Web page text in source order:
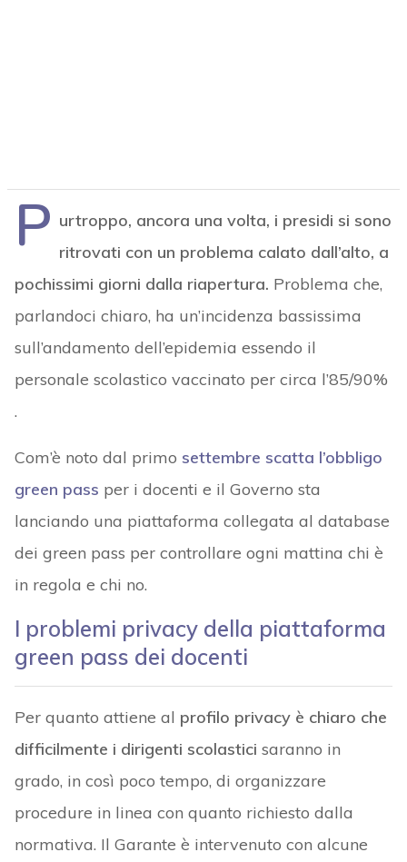
P urtroppo, ancora una volta, i presidi si sono
ritrovati con un problema calato dall’alto, a
pochissimi giorni dalla riapertura. Problema che,
parlandoci chiaro, ha un’incidenza bassissima
sull’andamento dell’epidemia essendo il
personale scolastico vaccinato per circa l’85/90%
.
Com’è noto dal primo settembre scatta l’obbligo
green pass per i docenti e il Governo sta
lanciando una piattaforma collegata al database
dei green pass per controllare ogni mattina chi è
in regola e chi no.
I problemi privacy della piattaforma
green pass dei docenti
Per quanto attiene al profilo privacy è chiaro che
difficilmente i dirigenti scolastici saranno in
grado, in così poco tempo, di organizzare
procedure in linea con quanto richiesto dalla
normativa. Il Garante è intervenuto con alcune